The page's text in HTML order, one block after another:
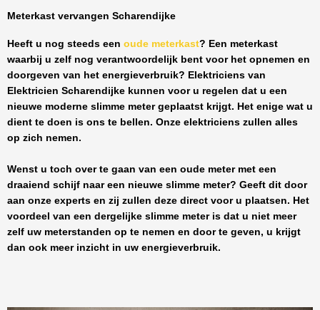
Meterkast vervangen Scharendijke
Heeft u nog steeds een oude meterkast? Een meterkast
waarbij u zelf nog verantwoordelijk bent voor het opnemen en
doorgeven van het energieverbruik? Elektriciens van
Elektricien Scharendijke kunnen voor u regelen dat u een
nieuwe moderne slimme meter geplaatst krijgt. Het enige wat u
dient te doen is ons te bellen. Onze elektriciens zullen alles
op zich nemen.
Wenst u toch over te gaan van een oude meter met een
draaiend schijf naar een nieuwe slimme meter? Geeft dit door
aan onze experts en zij zullen deze direct voor u plaatsen. Het
voordeel van een dergelijke slimme meter is dat u niet meer
zelf uw meterstanden op te nemen en door te geven, u krijgt
dan ook meer inzicht in uw energieverbruik.